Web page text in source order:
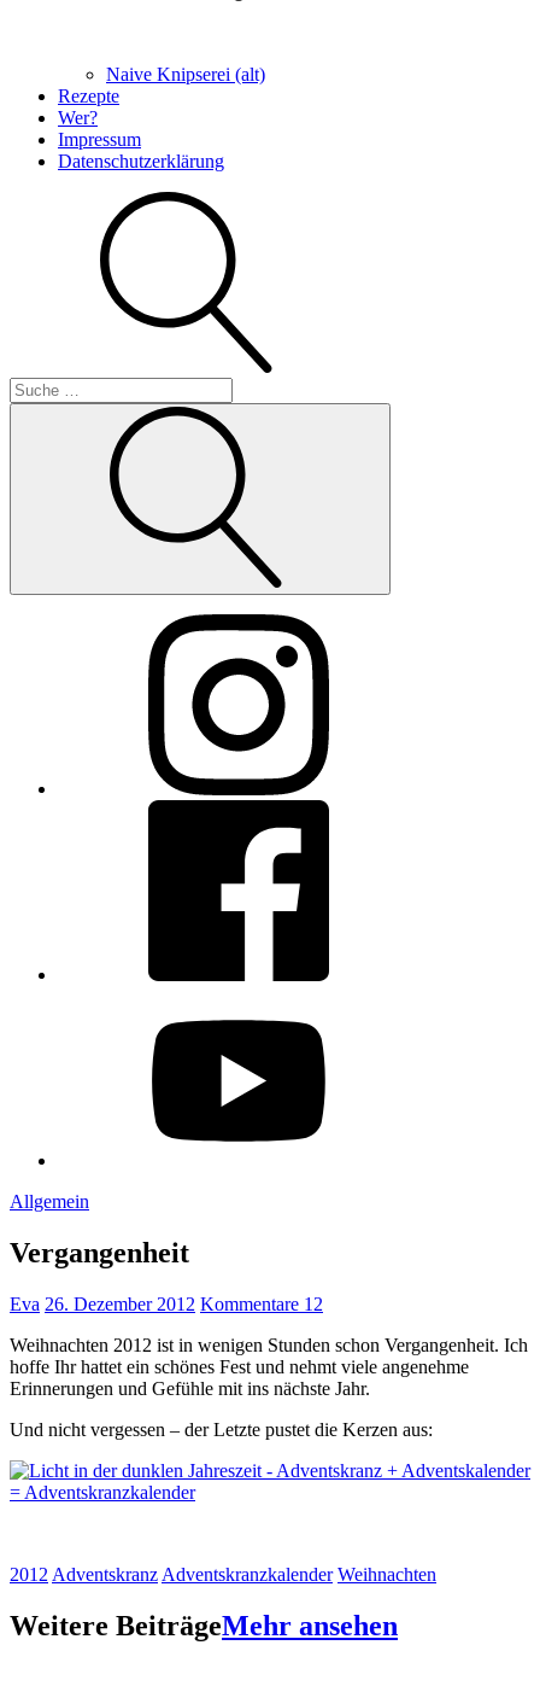
Naive Knipserei (alt)
Rezepte
Wer?
Impressum
Datenschutzerklärung
Allgemein
Vergangenheit
Eva 26. Dezember 2012 Kommentare 12
Weihnachten 2012 ist in wenigen Stunden schon Vergangenheit. Ich
hoffe Ihr hattet ein schönes Fest und nehmt viele angenehme
Erinnerungen und Gefühle mit ins nächste Jahr.
Und nicht vergessen – der Letzte pustet die Kerzen aus:
2012 Adventskranz Adventskranzkalender Weihnachten
Weitere BeiträgeMehr ansehen